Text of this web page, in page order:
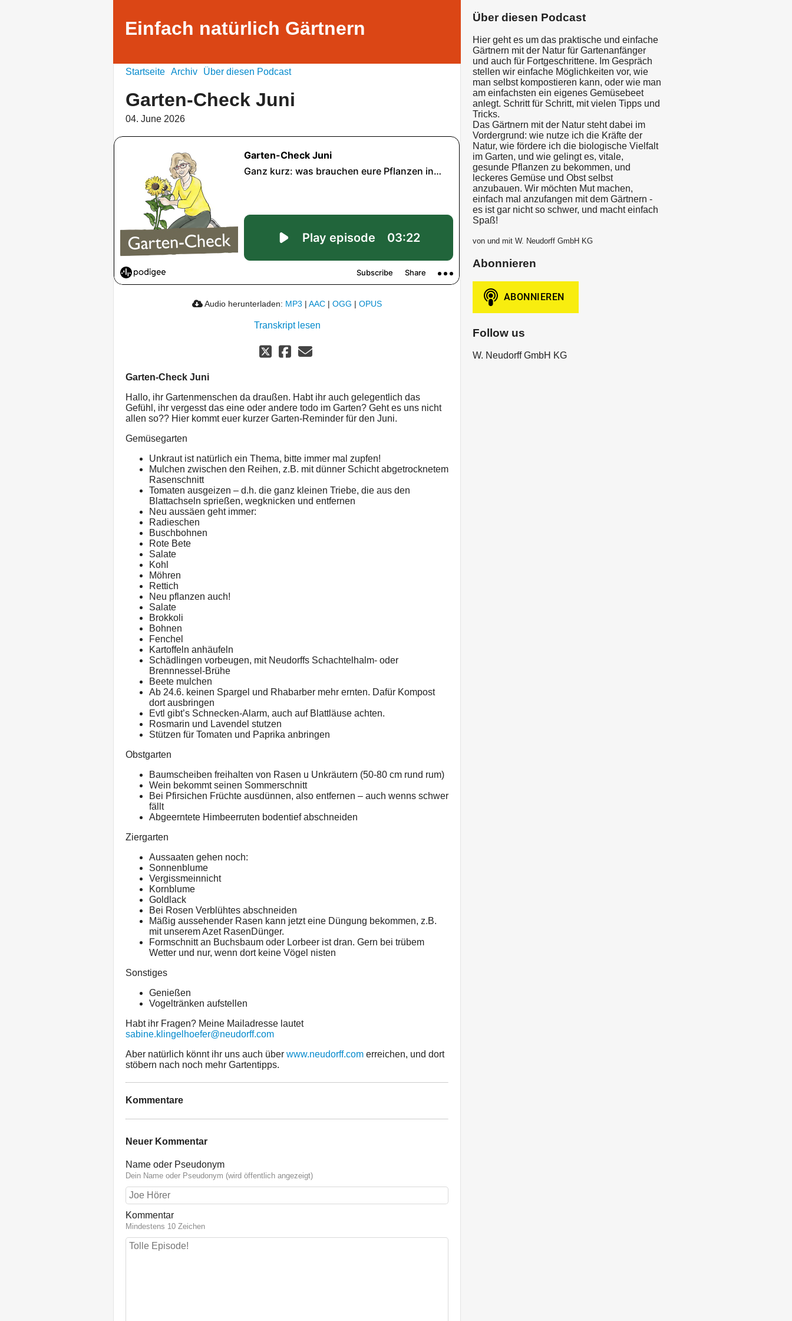
Einfach natürlich Gärtnern
Startseite Archiv Über diesen Podcast
Garten-Check Juni
04. June 2026
Audio herunterladen: MP3 | AAC | OGG | OPUS
Transkript lesen
Garten-Check Juni
Hallo, ihr Gartenmenschen da draußen. Habt ihr auch gelegentlich das
Gefühl, ihr vergesst das eine oder andere todo im Garten? Geht es uns nicht
allen so?? Hier kommt euer kurzer Garten-Reminder für den Juni.
Gemüsegarten
Unkraut ist natürlich ein Thema, bitte immer mal zupfen!
Mulchen zwischen den Reihen, z.B. mit dünner Schicht abgetrocknetem
Rasenschnitt
Tomaten ausgeizen – d.h. die ganz kleinen Triebe, die aus den
Blattachseln sprießen, wegknicken und entfernen
Neu aussäen geht immer:
Radieschen
Buschbohnen
Rote Bete
Salate
Kohl
Möhren
Rettich
Neu pflanzen auch!
Salate
Brokkoli
Bohnen
Fenchel
Kartoffeln anhäufeln
Schädlingen vorbeugen, mit Neudorffs Schachtelhalm- oder
Brennnessel-Brühe
Beete mulchen
Ab 24.6. keinen Spargel und Rhabarber mehr ernten. Dafür Kompost
dort ausbringen
Evtl gibt’s Schnecken-Alarm, auch auf Blattläuse achten.
Rosmarin und Lavendel stutzen
Stützen für Tomaten und Paprika anbringen
Obstgarten
Baumscheiben freihalten von Rasen u Unkräutern (50-80 cm rund rum)
Wein bekommt seinen Sommerschnitt
Bei Pfirsichen Früchte ausdünnen, also entfernen – auch wenns schwer
fällt
Abgeerntete Himbeerruten bodentief abschneiden
Ziergarten
Aussaaten gehen noch:
Sonnenblume
Vergissmeinnicht
Kornblume
Goldlack
Bei Rosen Verblühtes abschneiden
Mäßig aussehender Rasen kann jetzt eine Düngung bekommen, z.B.
mit unserem Azet RasenDünger.
Formschnitt an Buchsbaum oder Lorbeer ist dran. Gern bei trübem
Wetter und nur, wenn dort keine Vögel nisten
Sonstiges
Genießen
Vogeltränken aufstellen
Habt ihr Fragen? Meine Mailadresse lautet
sabine.klingelhoefer@neudorff.com
Aber natürlich könnt ihr uns auch über www.neudorff.com erreichen, und dort
stöbern nach noch mehr Gartentipps.
Kommentare
Neuer Kommentar
Name oder Pseudonym
Dein Name oder Pseudonym (wird öffentlich angezeigt)
Kommentar
Mindestens 10 Zeichen
Über diesen Podcast
Hier geht es um das praktische und einfache
Gärtnern mit der Natur für Gartenanfänger
und auch für Fortgeschrittene. Im Gespräch
stellen wir einfache Möglichkeiten vor, wie
man selbst kompostieren kann, oder wie man
am einfachsten ein eigenes Gemüsebeet
anlegt. Schritt für Schritt, mit vielen Tipps und
Tricks.
Das Gärtnern mit der Natur steht dabei im
Vordergrund: wie nutze ich die Kräfte der
Natur, wie fördere ich die biologische Vielfalt
im Garten, und wie gelingt es, vitale,
gesunde Pflanzen zu bekommen, und
leckeres Gemüse und Obst selbst
anzubauen. Wir möchten Mut machen,
einfach mal anzufangen mit dem Gärtnern -
es ist gar nicht so schwer, und macht einfach
Spaß!
von und mit W. Neudorff GmbH KG
Abonnieren
Follow us
W. Neudorff GmbH KG